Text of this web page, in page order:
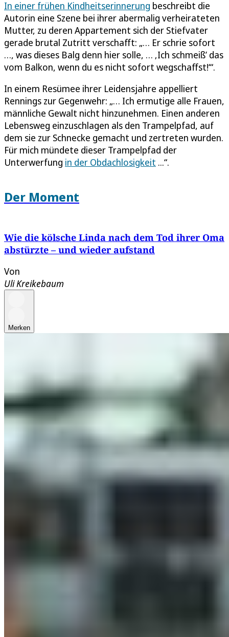
In einer frühen Kindheitserinnerung beschreibt die
Autorin eine Szene bei ihrer abermalig verheirateten
Mutter, zu deren Appartement sich der Stiefvater
gerade brutal Zutritt verschafft: „… Er schrie sofort
…, was dieses Balg denn hier solle, … ‚Ich schmeiß’ das
vom Balkon, wenn du es nicht sofort wegschaffst!‘“.
In einem Resümee ihrer Leidensjahre appelliert
Rennings zur Gegenwehr: „… Ich ermutige alle Frauen,
männliche Gewalt nicht hinzunehmen. Einen anderen
Lebensweg einzuschlagen als den Trampelpfad, auf
dem sie zur Schnecke gemacht und zertreten wurden.
Für mich mündete dieser Trampelpfad der
Unterwerfung in der Obdachlosigkeit ...“.
Der Moment
Wie die kölsche Linda nach dem Tod ihrer Oma
abstürzte – und wieder aufstand
Von
Uli Kreikebaum
Merken